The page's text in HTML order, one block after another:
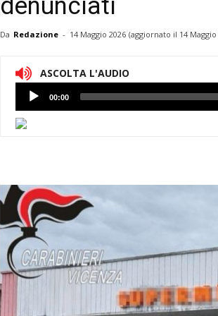
denunciati
Da Redazione - 14 Maggio 2026 (aggiornato il 14
ASCOLTA L'AUDIO
Lettore
Audio
00:00